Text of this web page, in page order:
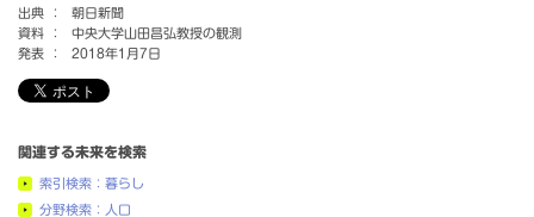
出典 ：
朝日新聞
資料 ：
中央大学山田昌弘教授の観測
発表 ：
2018年1月7日
関連する未来を検索
索引検索：暮らし
分野検索：人口